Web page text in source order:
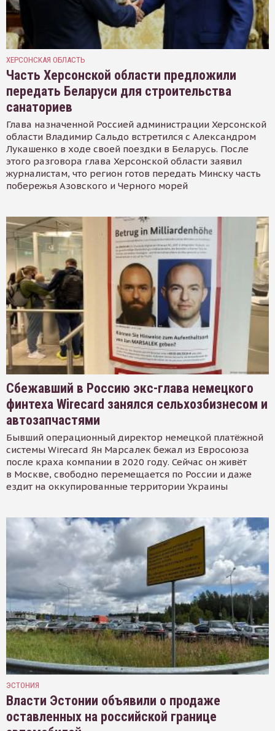
ХЕРСОНСКАЯ ОБЛАСТЬ
Часть Херсонской области предложили
передать Беларуси для строительства
санаториев
Глава назначенной Россией администрации Херсонской
области Владимир Сальдо встретился с Александром
Лукашенко в ходе своей поездки в Беларусь. После
этого разговора глава Херсонской области заявил
журналистам, что регион готов передать Минску часть
побережья Азовского и Черного морей
Сбежавший в Россию экс-глава немецкого
финтеха Wirecard занялся сельхозбизнесом и
автозапчастями
Бывший операционный директор немецкой платёжной
системы Wirecard Ян Марсалек бежал из Евросоюза
после краха компании в 2020 году. Сейчас он живёт
в Москве, свободно перемещается по России и даже
ездит на оккупированные территории Украины
ЭСТОНИЯ
Власти Эстонии объявили о продаже
оставленных на российской границе